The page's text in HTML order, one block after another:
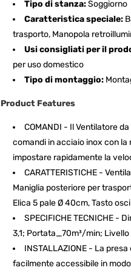
Tipo di stanza:Soggiorno
Caratteristica speciale:
trasporto, Manopola
Usi consigliati per il
per uso domestico
Tipo di montaggio:
Product Features
COMANDI - Il Ventilatore
comandi in acciaio inox con
impostare rapidamente la
CARATTERISTICHE -
Maniglia posteriore per
Elica 5 pale Ø 40cm, Tasto
SPECIFICHE TECNICHE -
3,1; Portata_70m³/min;
INSTALLAZIONE - La
facilmente accessibile in